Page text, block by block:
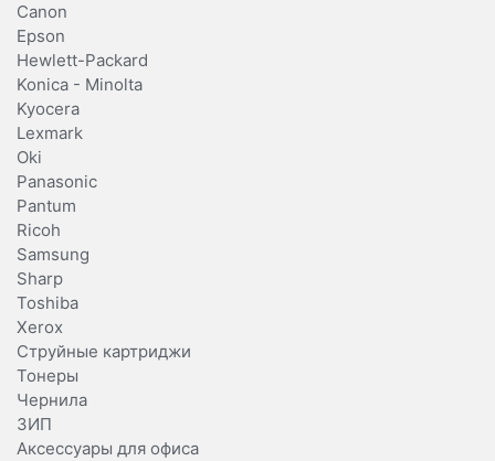
Canon
Epson
Hewlett-Packard
Konica - Minolta
Kyocera
Lexmark
Oki
Panasonic
Pantum
Ricoh
Samsung
Sharp
Toshiba
Xerox
Струйные картриджи
Тонеры
Чернила
ЗИП
Аксессуары для офиса